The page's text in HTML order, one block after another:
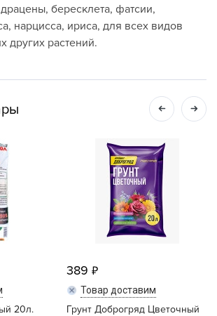
бересклета, фатсии,
нарцисса, ириса, для всех видов
других растений.
20л.
389
Товар доставим
Грунт Доброгряд Цветочный